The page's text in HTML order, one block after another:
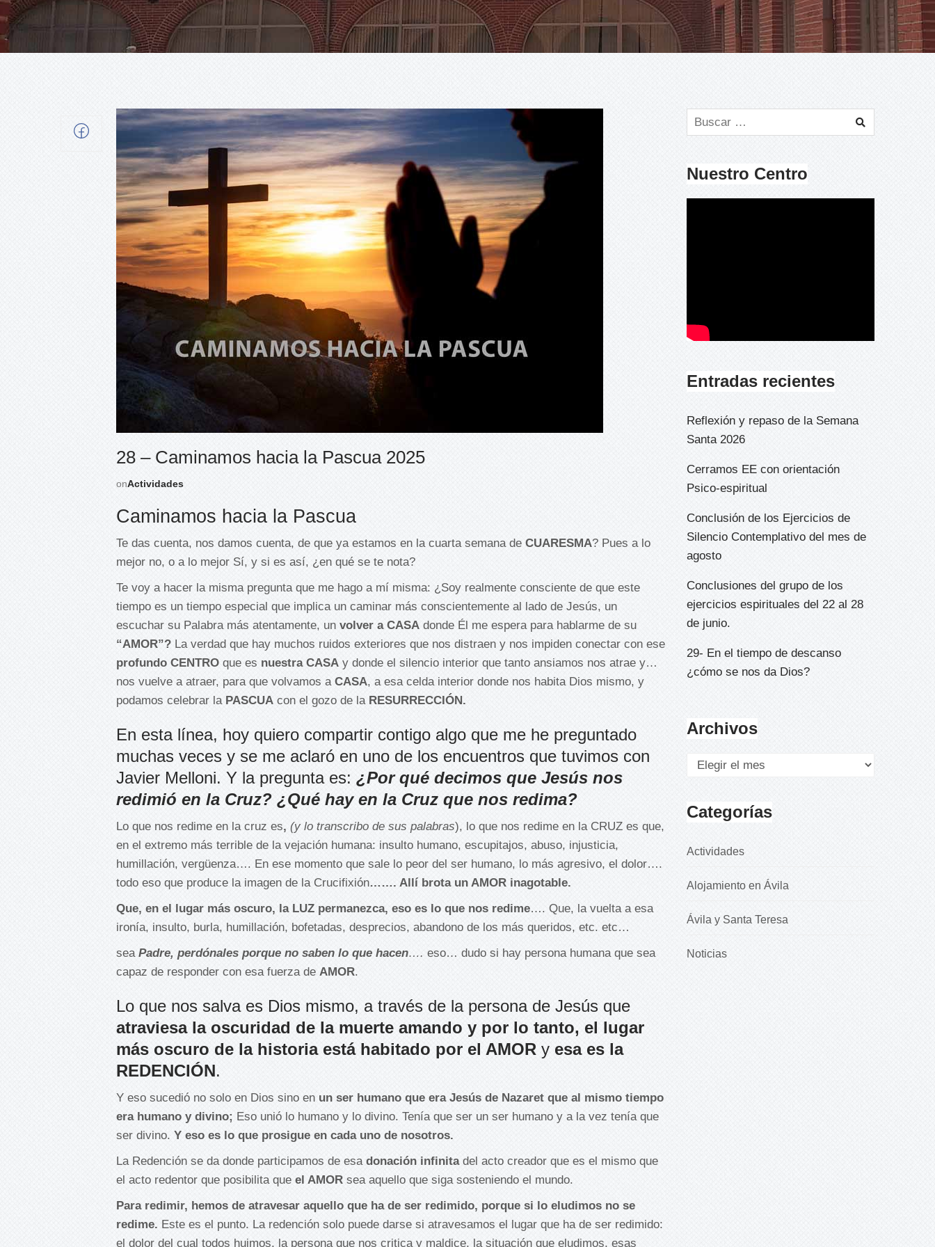
28 – Caminamos hacia la Pascua 2025
onActividades
Caminamos hacia la Pascua
Te das cuenta, nos damos cuenta, de que ya estamos en la cuarta semana de CUARESMA? Pues a lo
mejor no, o a lo mejor Sí, y si es así, ¿en qué se te nota?
Te voy a hacer la misma pregunta que me hago a mí misma: ¿Soy realmente consciente de que este
tiempo es un tiempo especial que implica un caminar más conscientemente al lado de Jesús, un
escuchar su Palabra más atentamente, un volver a CASA donde Él me espera para hablarme de su
“AMOR”? La verdad que hay muchos ruidos exteriores que nos distraen y nos impiden conectar con ese
profundo CENTRO que es nuestra CASA y donde el silencio interior que tanto ansiamos nos atrae y…
nos vuelve a atraer, para que volvamos a CASA, a esa celda interior donde nos habita Dios mismo, y
podamos celebrar la PASCUA con el gozo de la RESURRECCIÓN.
En esta línea, hoy quiero compartir contigo algo que me he preguntado
muchas veces y se me aclaró en uno de los encuentros que tuvimos con
Javier Melloni. Y la pregunta es: ¿Por qué decimos que Jesús nos
redimió en la Cruz? ¿Qué hay en la Cruz que nos redima?
Lo que nos redime en la cruz es, (y lo transcribo de sus palabras), lo que nos redime en la CRUZ es que,
en el extremo más terrible de la vejación humana: insulto humano, escupitajos, abuso, injusticia,
humillación, vergüenza…. En ese momento que sale lo peor del ser humano, lo más agresivo, el dolor….
todo eso que produce la imagen de la Crucifixión……. Allí brota un AMOR inagotable.
Que, en el lugar más oscuro, la LUZ permanezca, eso es lo que nos redime…. Que, la vuelta a esa
ironía, insulto, burla, humillación, bofetadas, desprecios, abandono de los más queridos, etc. etc…
sea Padre, perdónales porque no saben lo que hacen…. eso… dudo si hay persona humana que sea
capaz de responder con esa fuerza de AMOR.
Lo que nos salva es Dios mismo, a través de la persona de Jesús que
atraviesa la oscuridad de la muerte amando y por lo tanto, el lugar
más oscuro de la historia está habitado por el AMOR y esa es la
REDENCIÓN.
Y eso sucedió no solo en Dios sino en un ser humano que era Jesús de Nazaret que al mismo tiempo
era humano y divino; Eso unió lo humano y lo divino. Tenía que ser un ser humano y a la vez tenía que
ser divino. Y eso es lo que prosigue en cada uno de nosotros.
La Redención se da donde participamos de esa donación infinitadel acto creador que es el mismo que
el acto redentor que posibilita que el AMOR sea aquello que siga sosteniendo el mundo.
Para redimir, hemos de atravesar aquello que ha de ser redimido, porque si lo eludimos no se
redime. Este es el punto. La redención solo puede darse si atravesamos el lugar que ha de ser redimido:
el dolor del cual todos huimos, la persona que nos critica y maldice, la situación que eludimos, esas
Nuestro Centro
Entradas recientes
Reflexión y repaso de la Semana
Santa 2026
Cerramos EE con orientación
Psico-espiritual
Conclusión de los Ejercicios de
Silencio Contemplativo del mes de
agosto
Conclusiones del grupo de los
ejercicios espirituales del 22 al 28
de junio.
29- En el tiempo de descanso
¿cómo se nos da Dios?
Archivos
Categorías
Actividades
Alojamiento en Ávila
Ávila y Santa Teresa
Noticias